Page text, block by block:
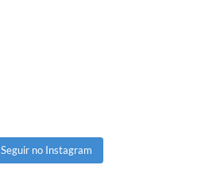
Seguir no Instagram